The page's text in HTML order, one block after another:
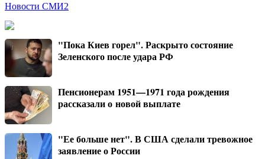
Новости СМИ2
"Пока Киев горел". Раскрыто состояние
Зеленского после удара РФ
Пенсионерам 1951—1971 года рождения
рассказали о новой выплате
"Ее больше нет". В США сделали тревожное
заявление о России